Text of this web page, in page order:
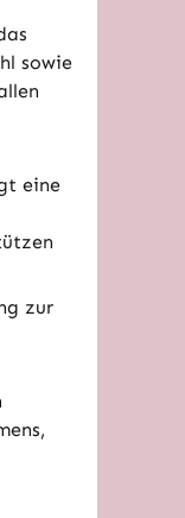
sowie
eine
zur